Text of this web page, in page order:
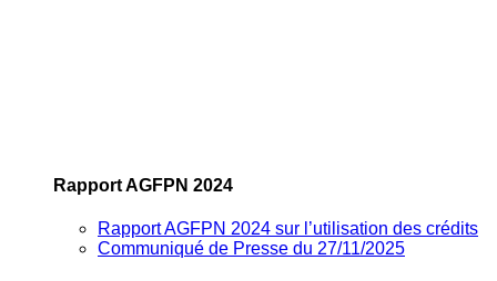
Rapport AGFPN 2024
Rapport AGFPN 2024 sur l’utilisation des crédits
Communiqué de Presse du 27/11/2025